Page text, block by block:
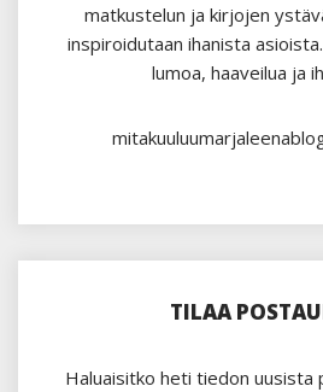
matkustelun ja kirjojen
inspiroidutaan ihanista
lumoa, haaveilua ja
TILAA
Haluaisitko heti tiedon uusista